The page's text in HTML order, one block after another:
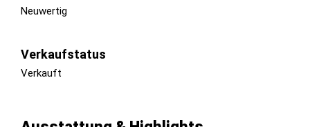
Neuwertig
Verkaufstatus
Verkauft